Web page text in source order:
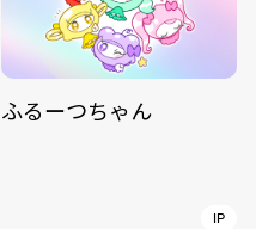
ふるーつちゃん
IP